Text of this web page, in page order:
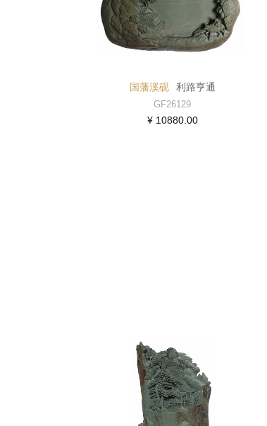
国藩溪砚 利路亨通
GF26129
¥ 10880.00